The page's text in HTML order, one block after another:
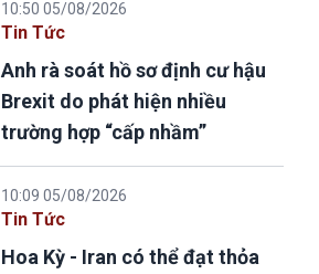
10:50 05/08/2026
Tin Tức
Anh rà soát hồ sơ định cư hậu
Brexit do phát hiện nhiều
trường hợp “cấp nhầm”
10:09 05/08/2026
Tin Tức
Hoa Kỳ - Iran có thể đạt thỏa